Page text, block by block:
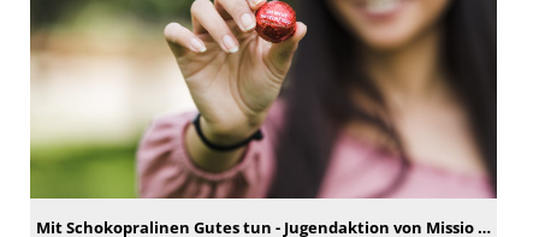
Mit Schokopralinen Gutes tun - Jugendaktion von Missio Österreich und der Katholischen Jugend Österreich